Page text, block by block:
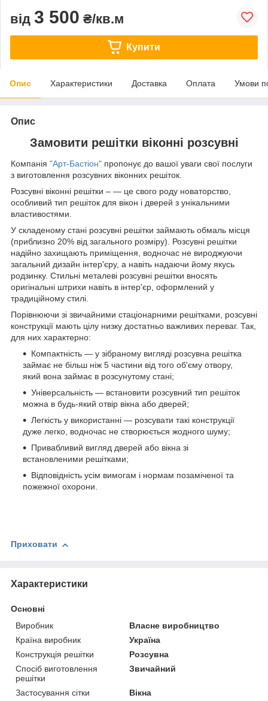
від 3 500 ₴/кв.м
Купити
Опис Характеристики Доставка Оплата Умови
Опис
Замовити решітки віконні розсувні
Компанія "Арт-Бастіон" пропонує до вашої уваги свої послуги
з виготовлення розсувних віконних решіток.
Розсувні віконні решітки – — це свого роду новаторство,
особливий тип решіток для вікон і дверей з унікальними
властивостями.
У складеному стані розсувні решітки займають обмаль місця
(приблизно 20% від загального розміру). Розсувні решітки
надійно захищають приміщення, водночас не вироджуючи
загальний дизайн інтер'єру, а навіть надаючи йому якусь
родзинку. Стильні металеві розсувні решітки вносять
оригінальні штрихи навіть в інтер'єр, оформлений у
традиційному стилі.
Порівнюючи зі звичайними стаціонарними решітками, розсувні
конструкції мають цілу низку достатньо важливих переваг. Так,
для них характерно:
Компактність — у зібраному вигляді розсувна решітка
займає не більш ніж 5 частини від того об'єму отвору,
який вона займає в розсунутому стані;
Універсальність — встановити розсувний тип решіток
можна в будь-який отвір вікна або дверей;
Легкість у використанні — розсувати такі конструкції
дуже легко, водночас не створюється жодного шуму;
Привабливий вигляд дверей або вікна зі
встановленими решітками;
Відповідність усім вимогам і нормам позаміченої та
пожежної охорони.
Приховати
Характеристики
Основні
Виробник
Власне виробництво
Країна виробник
Україна
Конструкція решітки
Розсувна
Спосіб виготовлення
решітки
Звичайний
Застосування сітки
Вікна